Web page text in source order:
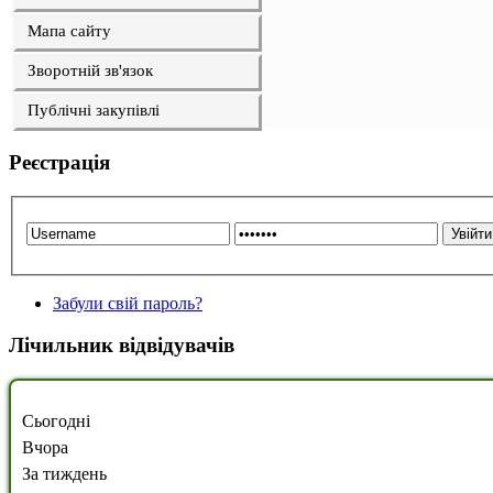
Мапа сайту
Зворотній зв'язок
Публічні закупівлі
Реєстрація
Забули свій пароль?
Лічильник відвідувачів
Сьогодні
Вчора
За тиждень